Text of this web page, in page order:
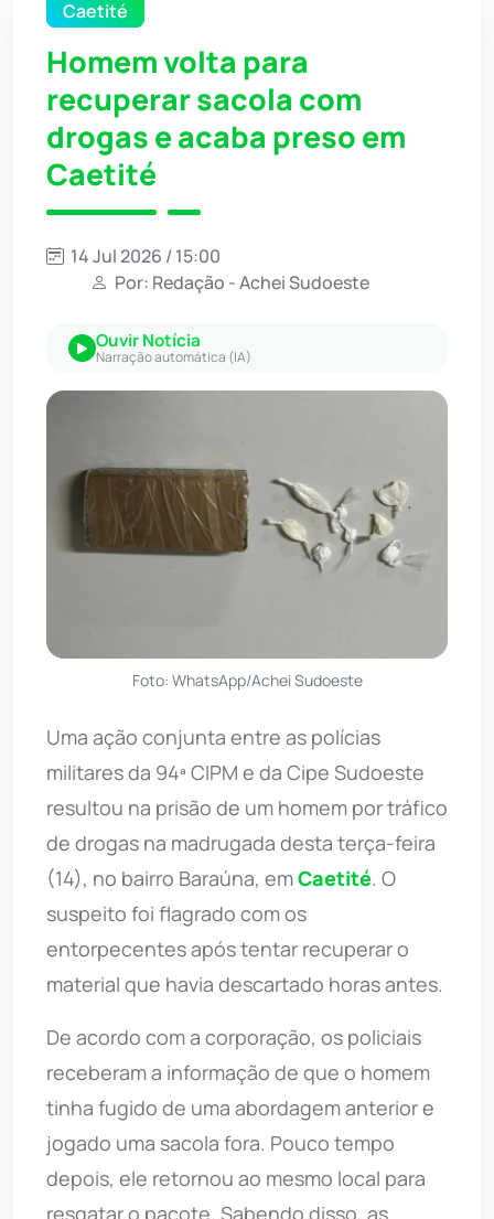
Caetité
Homem volta para
recuperar sacola com
drogas e acaba preso em
Caetité
14 Jul 2026 / 15:00
Por: Redação - Achei Sudoeste
Ouvir Notícia
Narração automática (IA)
Foto: WhatsApp/Achei Sudoeste
Uma ação conjunta entre as polícias
militares da 94ª CIPM e da Cipe Sudoeste
resultou na prisão de um homem por tráfico
de drogas na madrugada desta terça-feira
(14), no bairro Baraúna, emCaetité. O
suspeito foi flagrado com os
entorpecentes após tentar recuperar o
material que havia descartado horas antes.
De acordo com a corporação, os policiais
receberam a informação de que o homem
tinha fugido de uma abordagem anterior e
jogado uma sacola fora. Pouco tempo
depois, ele retornou ao mesmo local para
resgatar o pacote. Sabendo disso, as